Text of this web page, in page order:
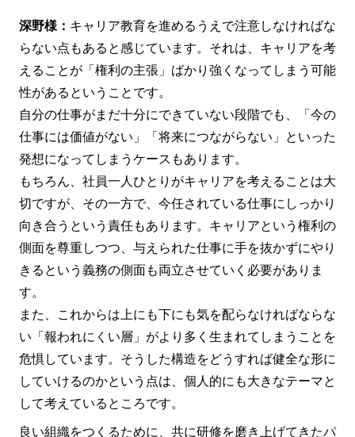
深野様： キャリア教育を進めるうえで注意しなければな
らない点もあると感じています。それは、キャリアを考
えることが「権利の主張」ばかり強くなってしまう可能
性があるということです。
自分の仕事がまだ十分にできていない段階でも、「今の
仕事には価値がない」「将来につながらない」といった
発想になってしまうケースもあります。
もちろん、社員一人ひとりがキャリアを考えることは大
切ですが、その一方で、今任されている仕事にしっかり
向き合うという責任もあります。キャリアという権利の
側面を尊重しつつ、与えられた仕事に手を抜かずにやり
きるという義務の側面も両立させていく必要がありま
す。
また、これからは上にも下にも気を配らなければならな
い「報われにくい層」がより多く生まれてしまうことを
危惧しています。そうした構造をどうすれば健全な形に
していけるのかという点は、個人的にも大きなテーマと
して考えているところです。
良い組織をつくるために、共に研修を磨き上げてきたパ